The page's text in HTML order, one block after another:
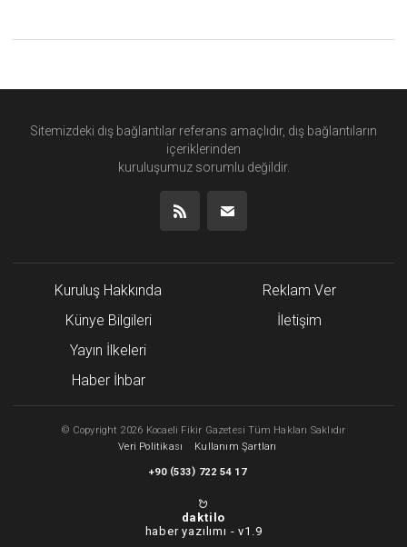
Sitemizdeki dış bağlantılar referans amaçlıdır, dış bağlantıların
içeriklerinden
kuruluşumuz sorumlu değildir.
Kuruluş Hakkında
Künye Bilgileri
Yayın İlkeleri
Haber İhbar
Reklam Ver
İletişim
© Copyright 2026 Kocaeli Fikir Gazetesi Tüm Hakları Saklıdır
Veri Politikası
Kullanım Şartları
+90 (533) 722 54 17
daktilo
haber yazılımı -v1.9